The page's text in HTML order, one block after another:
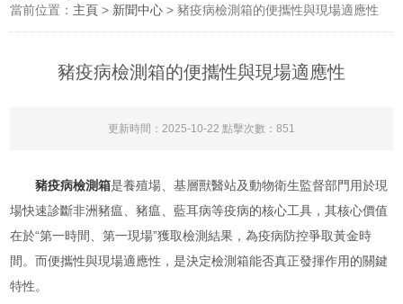
當前位置： 主頁 > 新聞中心 > 豬疫病檢測箱的便攜性與現場適應性
豬疫病檢測箱的便攜性與現場適應性
更新時間：2025-10-22 點擊次數：851
豬疫病檢測箱是養殖場、基層獸醫站及動物衛生監督部門用於現
場快速診斷非洲豬瘟、豬瘟、藍耳病等疫病的核心工具，其核心價值
在於“第一時間、第一現場”獲取檢測結果，為疫病防控爭取黃金時
間。而便攜性與現場適應性，是決定檢測箱能否真正發揮作用的關鍵
特性。